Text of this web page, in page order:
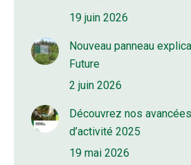
19 juin 2026
Nouveau panneau
Future
2 juin 2026
Découvrez nos
d’activité 2025
19 mai 2026